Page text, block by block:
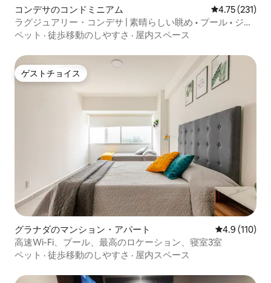
コンデサのコンドミニアム レビュー231
4.75 (231)
ラグジュアリー・コンデサ | 素晴らしい眺め • プール • ジム
• 駐車場。
ペット · 徒歩移動のしやすさ · 屋内スペース
ゲストチョイス
ゲストチョイス
グラナダのマンション・アパート レビュー110
4.9 (110)
高速Wi-Fi、プール、最高のロケーション、寝室3室
ペット · 徒歩移動のしやすさ · 屋内スペース